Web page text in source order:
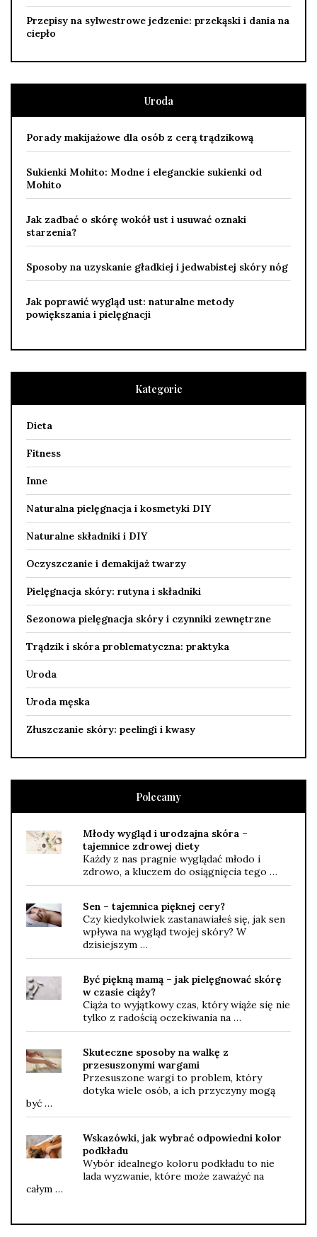
Przepisy na sylwestrowe jedzenie: przekąski i dania na
ciepło
Uroda
Porady makijażowe dla osób z cerą trądzikową
Sukienki Mohito: Modne i eleganckie sukienki od
Mohito
Jak zadbać o skórę wokół ust i usuwać oznaki
starzenia?
Sposoby na uzyskanie gładkiej i jedwabistej skóry nóg
Jak poprawić wygląd ust: naturalne metody
powiększania i pielęgnacji
Kategorie
Dieta
Fitness
Inne
Naturalna pielęgnacja i kosmetyki DIY
Naturalne składniki i DIY
Oczyszczanie i demakijaż twarzy
Pielęgnacja skóry: rutyna i składniki
Sezonowa pielęgnacja skóry i czynniki zewnętrzne
Trądzik i skóra problematyczna: praktyka
Uroda
Uroda męska
Złuszczanie skóry: peelingi i kwasy
Polecamy
Młody wygląd i urodzajna skóra –
tajemnice zdrowej diety
Każdy z nas pragnie wyglądać młodo i
zdrowo, a kluczem do osiągnięcia tego …
Sen – tajemnica pięknej cery?
Czy kiedykolwiek zastanawiałeś się, jak sen
wpływa na wygląd twojej skóry? W
dzisiejszym …
Być piękną mamą – jak pielęgnować skórę
w czasie ciąży?
Ciąża to wyjątkowy czas, który wiąże się nie
tylko z radością oczekiwania na …
Skuteczne sposoby na walkę z
przesuszonymi wargami
Przesuszone wargi to problem, który
dotyka wiele osób, a ich przyczyny mogą
być …
Wskazówki, jak wybrać odpowiedni kolor
podkładu
Wybór idealnego koloru podkładu to nie
lada wyzwanie, które może zaważyć na
całym …